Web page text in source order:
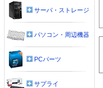
サーバ・ストレージ
パソコン・周辺機器
PCパーツ
サプライ